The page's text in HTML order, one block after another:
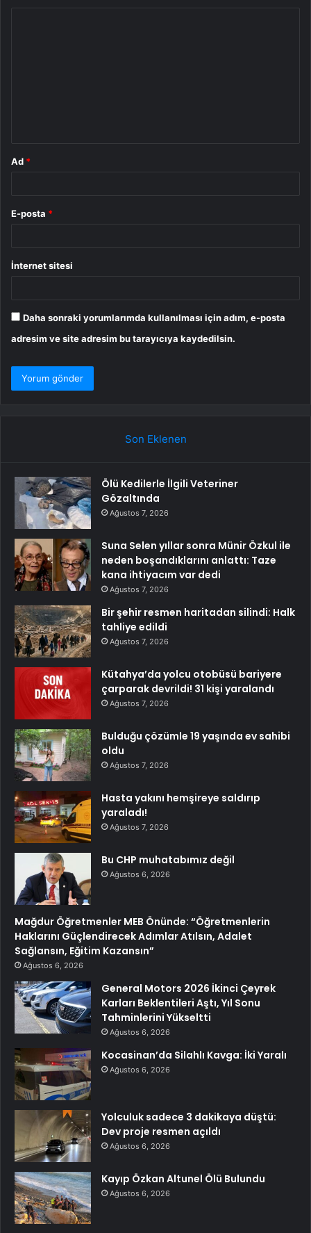
Ad *
E-posta *
İnternet sitesi
Daha sonraki yorumlarımda kullanılması için adım, e-posta
adresim ve site adresim bu tarayıcıya kaydedilsin.
Son Eklenen
Ölü Kedilerle İlgili Veteriner
Gözaltında
Ağustos 7, 2026
Suna Selen yıllar sonra Münir Özkul ile
neden boşandıklarını anlattı: Taze
kana ihtiyacım var dedi
Ağustos 7, 2026
Bir şehir resmen haritadan silindi: Halk
tahliye edildi
Ağustos 7, 2026
Kütahya’da yolcu otobüsü bariyere
çarparak devrildi! 31 kişi yaralandı
Ağustos 7, 2026
Bulduğu çözümle 19 yaşında ev sahibi
oldu
Ağustos 7, 2026
Hasta yakını hemşireye saldırıp
yaraladı!
Ağustos 7, 2026
Bu CHP muhatabımız değil
Ağustos 6, 2026
Mağdur Öğretmenler MEB Önünde: “Öğretmenlerin
Haklarını Güçlendirecek Adımlar Atılsın, Adalet
Sağlansın, Eğitim Kazansın”
Ağustos 6, 2026
General Motors 2026 İkinci Çeyrek
Karları Beklentileri Aştı, Yıl Sonu
Tahminlerini Yükseltti
Ağustos 6, 2026
Kocasinan’da Silahlı Kavga: İki Yaralı
Ağustos 6, 2026
Yolculuk sadece 3 dakikaya düştü:
Dev proje resmen açıldı
Ağustos 6, 2026
Kayıp Özkan Altunel Ölü Bulundu
Ağustos 6, 2026